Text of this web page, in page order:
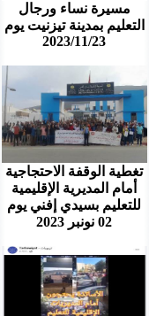
مسيرة نساء ورجال
التعليم بمدينة تيزنيت يوم
2023/11/23
تغطية الوقفة الاحتجاجية
أمام المديرية الإقليمية
للتعليم بسيدي إفني يوم
02 نونبر 2023